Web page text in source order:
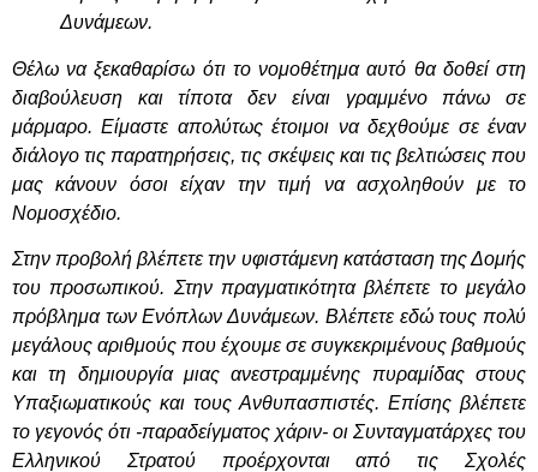
Δυνάμεων.
Θέλω να ξεκαθαρίσω ότι το νομοθέτημα αυτό θα δοθεί στη
διαβούλευση και τίποτα δεν είναι γραμμένο πάνω σε
μάρμαρο. Είμαστε απολύτως έτοιμοι να δεχθούμε σε έναν
διάλογο τις παρατηρήσεις, τις σκέψεις και τις βελτιώσεις που
μας κάνουν όσοι είχαν την τιμή να ασχοληθούν με το
Νομοσχέδιο.
Στην προβολή βλέπετε την υφιστάμενη κατάσταση της Δομής
του προσωπικού. Στην πραγματικότητα βλέπετε το μεγάλο
πρόβλημα των Ενόπλων Δυνάμεων. Βλέπετε εδώ τους πολύ
μεγάλους αριθμούς που έχουμε σε συγκεκριμένους βαθμούς
και τη δημιουργία μιας ανεστραμμένης πυραμίδας στους
Υπαξιωματικούς και τους Ανθυπασπιστές. Επίσης βλέπετε
το γεγονός ότι -παραδείγματος χάριν- οι Συνταγματάρχες του
Ελληνικού Στρατού προέρχονται από τις Σχολές